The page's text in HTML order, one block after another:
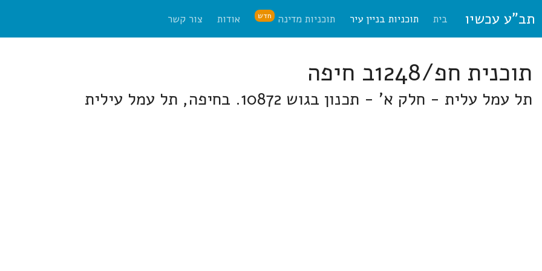
תב"ע עכשיו בית תוכניות בניין עיר תוכניות מדינה חדש אודות צור קשר
תוכנית חפ/1248ב חיפה
תל עמל עלית - חלק א' - תכנון בגוש 10872. בחיפה, תל עמל עילית